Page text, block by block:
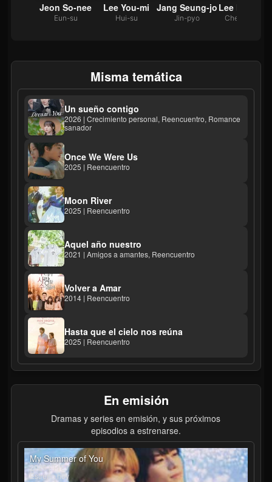
Jeon So-nee
Eun-su
Lee You-mi
Hui-su
Jang Seung-jo
Jin-pyo
Lee Mu-
Chen Shaobo
Misma temática
Un sueño contigo
2026 | Crecimiento personal, Reencuentro, Romance
sanador
Once We Were Us
2025 | Reencuentro
Moon River
2025 | Reencuentro
Aquel año nuestro
2021 | Amigos a amantes, Reencuentro
Volver a Amar
2014 | Reencuentro
Hasta que el cielo nos reúna
2025 | Reencuentro
En emisión
Dramas y series en emisión, y sus próximos
episodios a estrenarse.
My Summer of You
2026 | T1E7
Estreno hoy